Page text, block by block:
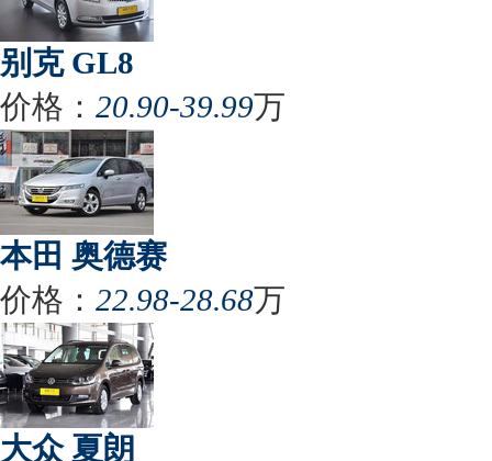
别克 GL8
价格： 20.90-39.99万
本田 奥德赛
价格： 22.98-28.68万
大众 夏朗